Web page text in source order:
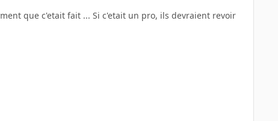
que c'etait fait ... Si c'etait un pro, ils devraient revoir